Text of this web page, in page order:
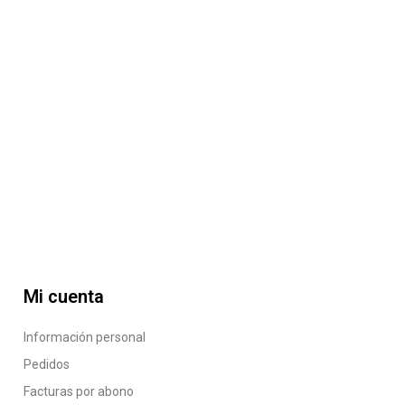
Mi cuenta
Información personal
Pedidos
Facturas por abono